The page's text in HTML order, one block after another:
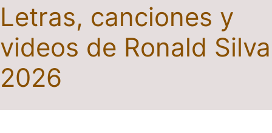
Letras, canciones y
videos de Ronald Silva
2026